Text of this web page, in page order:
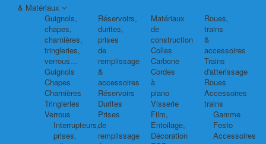
& Matériaux
Guignols,
chapes,
charnières,
tringleries,
verrous...
Guignols
Chapes
Charnières
Tringleries
Verrous
Interrupteurs,
prises,
Réservoirs,
durites,
prises
de
remplissage
&
accessoires
Réservoirs
Durites
Prises
de
remplissage
Matériaux
de
construction
Colles
Carbone
Cordes
à
piano
Visserie
Film,
Entoilage,
Décoration
Roues,
trains
&
accessoires
Trains
d'atterissage
Roues
Accessoires
trains
Gamme
Festo
Accessoires